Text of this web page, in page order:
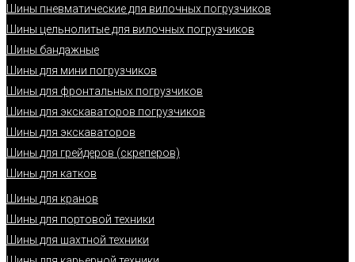
Шины пневматические для вилочных погрузчиков
Шины цельнолитые для вилочных погрузчиков
Шины бандажные
Шины для мини погрузчиков
Шины для фронтальных погрузчиков
Шины для экскаваторов погрузчиков
Шины для экскаваторов
Шины для грейдеров (скреперов)
Шины для катков
Шины для кранов
Шины для портовой техники
Шины для шахтной техники